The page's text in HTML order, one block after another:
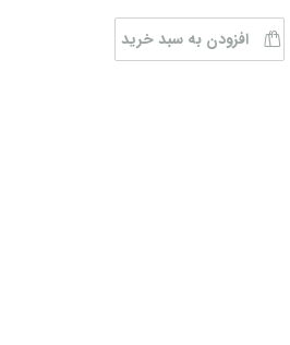
افزودن به سبد خرید